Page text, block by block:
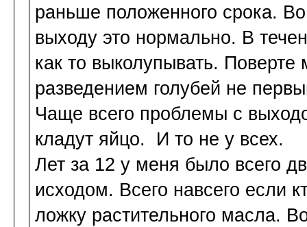
раньше положенного срока.
выходу это нормально. В
как то выколупывать.
разведением голубей не
Чаще всего проблемы с
кладут яйцо. И то не у всех.
Лет за 12 у меня было всего
исходом. Всего навсего если
ложку растительного масла.